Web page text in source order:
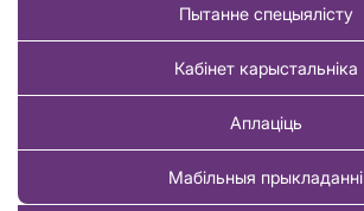
Пытанне спецыялісту
Кабінет карыстальніка
Аплаціць
Мабільныя прыкладанні